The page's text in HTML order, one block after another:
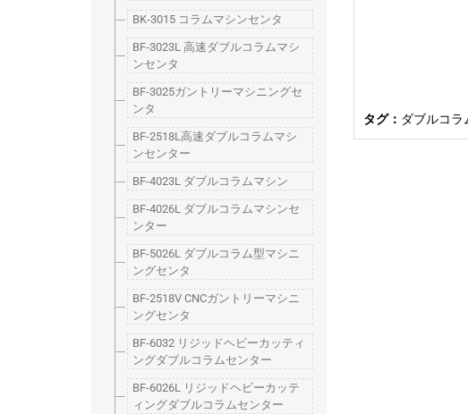
タグ： ダブルコラ
BK-3015 コラムマシンセンタ
BF-3023L 高速ダブルコラムマシ
ンセンタ
BF-3025ガントリーマシニングセ
ンタ
BF-2518L高速ダブルコラムマシ
ンセンター
BF-4023L ダブルコラムマシン
BF-4026L ダブルコラムマシンセ
ンター
BF-5026L ダブルコラム型マシニ
ングセンタ
BF-2518V CNCガントリーマシニ
ングセンタ
BF-6032 リジッドヘビーカッティ
ングダブルコラムセンター
BF-6026L リジッドヘビーカッテ
ィングダブルコラムセンター